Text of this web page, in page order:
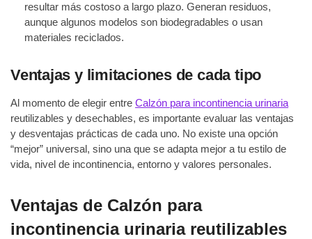
resultar más costoso a largo plazo. Generan residuos,
aunque algunos modelos son biodegradables o usan
materiales reciclados.
Ventajas y limitaciones de cada tipo
Al momento de elegir entre Calzón para incontinencia urinaria
reutilizables y desechables, es importante evaluar las ventajas
y desventajas prácticas de cada uno. No existe una opción
“mejor” universal, sino una que se adapta mejor a tu estilo de
vida, nivel de incontinencia, entorno y valores personales.
Ventajas de Calzón para
incontinencia urinaria reutilizables